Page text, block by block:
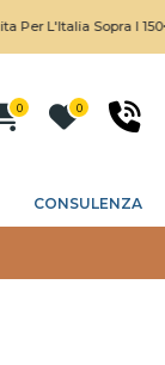
Sopra I 150€
0 0
CONSULENZA